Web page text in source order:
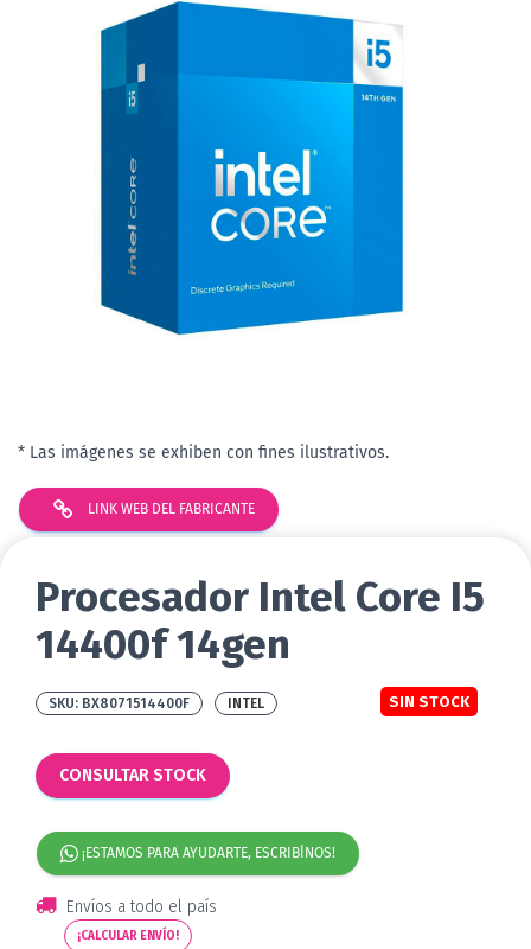
* Las imágenes se exhiben con fines ilustrativos.
LINK WEB DEL FABRICANTE
Procesador Intel Core I5
14400f 14gen
BX8071514400F SIN STOCK
INTEL
CONSULTAR STOCK
¡ESTAMOS PARA AYUDARTE, ESCRIBÍNOS!
Envíos a todo el país
¡CALCULAR ENVÍO!